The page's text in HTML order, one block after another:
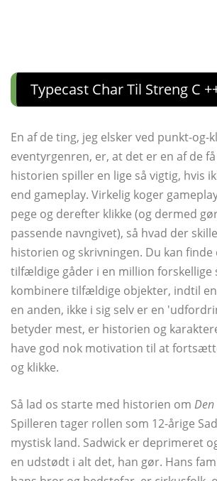
Typecast Char Til Streng C
En af de ting, jeg elsker ved punkt-og-
eventyrgenren, er, at det er en af ​​de
historien spiller en lige så vigtig, hvis
end gameplay. Virkelig koger
pege og derefter klikke (og dermed
passende navngivet), så hvad der
historien og skrivningen. Du kan finde
tilfældige gåder i en million forskellige
kombinere tilfældige objekter, indtil
en anden, ikke i sig selv er en
betyder mest, er historien og
have god nok motivation til at
og klikke.
Så lad os starte med historien om
Spilleren tager rollen som 12-årige
mystisk land. Sadwick er deprimeret
en udstødt i alt det, han gør. Hans